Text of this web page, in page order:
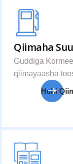
Qiimaha
Guddiga
qiimayaasha
Hubi